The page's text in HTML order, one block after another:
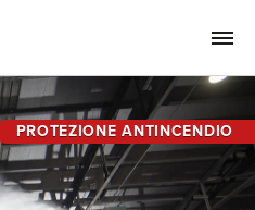
PROTEZIONE ANTINCENDIO